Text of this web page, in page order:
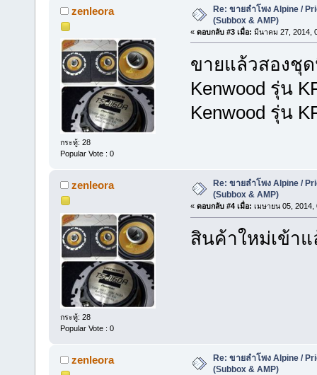
zenleora
กระทู้: 28
Popular Vote : 0
Re: ขายลำโพง Alpine /
(Subbox & AMP)
« ตอบกลับ #3 เมื่อ: มีนาคม 27, 2014,
ขายแล้วสองชุ
Kenwood รุ่น
Kenwood รุ่น
zenleora
กระทู้: 28
Popular Vote : 0
Re: ขายลำโพง Alpine /
(Subbox & AMP)
« ตอบกลับ #4 เมื่อ: เมษายน 05, 2014,
สินค้าใหม่เข้า
zenleora
Re: ขายลำโพง Alpine /
(Subbox & AMP)